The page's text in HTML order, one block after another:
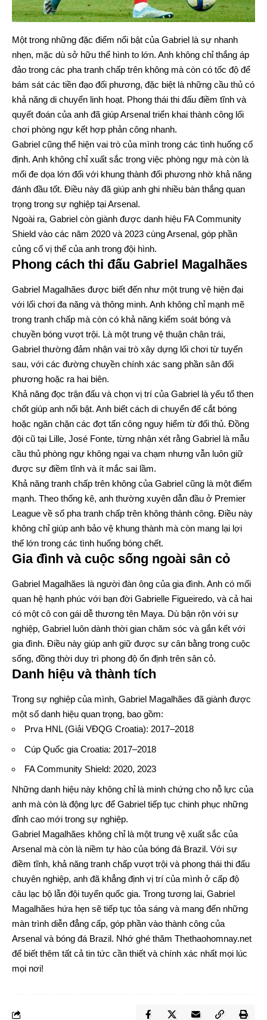
Một trong những đặc điểm nổi bật của Gabriel là sự nhanh
nhẹn, mặc dù sở hữu thể hình to lớn. Anh không chỉ thắng áp
đảo trong các pha tranh chấp trên không mà còn có tốc độ để
bám sát các tiền đạo đối phương, đặc biệt là những cầu thủ có
khả năng di chuyển linh hoạt. Phong thái thi đấu điềm tĩnh và
quyết đoán của anh đã giúp Arsenal triển khai thành công lối
chơi phòng ngự kết hợp phản công nhanh.
Gabriel cũng thể hiện vai trò của mình trong các tình huống cố
định. Anh không chỉ xuất sắc trong việc phòng ngự mà còn là
mối đe dọa lớn đối với khung thành đối phương nhờ khả năng
đánh đầu tốt. Điều này đã giúp anh ghi nhiều bàn thắng quan
trọng trong sự nghiệp tại Arsenal.
Ngoài ra, Gabriel còn giành được danh hiệu FA Community
Shield vào các năm 2020 và 2023 cùng Arsenal, góp phần
củng cố vị thế của anh trong đội hình.
Phong cách thi đấu Gabriel Magalhães
Gabriel Magalhães được biết đến như một trung vệ hiện đại
với lối chơi đa năng và thông minh. Anh không chỉ mạnh mẽ
trong tranh chấp mà còn có khả năng kiểm soát bóng và
chuyền bóng vượt trội. Là một trung vệ thuận chân trái,
Gabriel thường đảm nhận vai trò xây dựng lối chơi từ tuyến
sau, với các đường chuyền chính xác sang phần sân đối
phương hoặc ra hai biên.
Khả năng đọc trận đấu và chọn vị trí của Gabriel là yếu tố then
chốt giúp anh nổi bật. Anh biết cách di chuyển để cắt bóng
hoặc ngăn chặn các đợt tấn công nguy hiểm từ đối thủ. Đồng
đội cũ tại Lille, José Fonte, từng nhận xét rằng Gabriel là mẫu
cầu thủ phòng ngự không ngại va chạm nhưng vẫn luôn giữ
được sự điềm tĩnh và ít mắc sai lầm.
Khả năng tranh chấp trên không của Gabriel cũng là một điểm
mạnh. Theo thống kê, anh thường xuyên dẫn đầu ở Premier
League về số pha tranh chấp trên không thành công. Điều này
không chỉ giúp anh bảo vệ khung thành mà còn mang lại lợi
thế lớn trong các tình huống bóng chết.
Gia đình và cuộc sống ngoài sân cỏ
Gabriel Magalhães là người đàn ông của gia đình. Anh có mối
quan hệ hạnh phúc với bạn đời Gabrielle Figueiredo, và cả hai
có một cô con gái dễ thương tên Maya. Dù bận rộn với sự
nghiệp, Gabriel luôn dành thời gian chăm sóc và gắn kết với
gia đình. Điều này giúp anh giữ được sự cân bằng trong cuộc
sống, đồng thời duy trì phong độ ổn định trên sân cỏ.
Danh hiệu và thành tích
Trong sự nghiệp của mình, Gabriel Magalhães đã giành được
một số danh hiệu quan trọng, bao gồm:
Prva HNL (Giải VĐQG Croatia): 2017–2018
Cúp Quốc gia Croatia: 2017–2018
FA Community Shield: 2020, 2023
Những danh hiệu này không chỉ là minh chứng cho nỗ lực của
anh mà còn là động lực để Gabriel tiếp tục chinh phục những
đỉnh cao mới trong sự nghiệp.
Gabriel Magalhães không chỉ là một trung vệ xuất sắc của
Arsenal mà còn là niềm tự hào của bóng đá Brazil. Với sự
điềm tĩnh, khả năng tranh chấp vượt trội và phong thái thi đấu
chuyên nghiệp, anh đã khẳng định vị trí của mình ở cấp độ
câu lạc bộ lẫn đội tuyển quốc gia. Trong tương lai, Gabriel
Magalhães hứa hẹn sẽ tiếp tục tỏa sáng và mang đến những
màn trình diễn đẳng cấp, góp phần vào thành công của
Arsenal và bóng đá Brazil. Nhớ ghé thăm Thethaohomnay.net
để biết thêm tất cả tin tức cần thiết và chính xác nhất mọi lúc
mọi nơi!